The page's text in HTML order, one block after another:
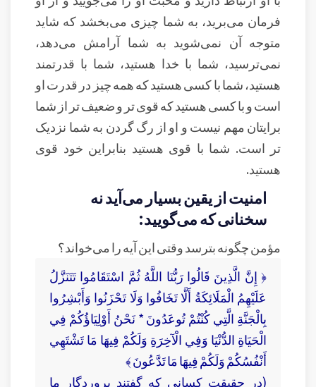
فرمان می‌برید، به شما چیزی می‌بخشد که شاید
متوجه آن نمی‌شوید به شما آرامش می‌دهد،
نمی‌ترسید، شما با خدا هستید، شما با قدرتمند
هستید، شما با کسی هستید که همه چیز در قدرت او
است و با کسی هستید که قوی تر و ضعیف تر از شما
برایتان مهم نیست و او از رگ گردن به شما نزدیک
تر است. شما با قوی هستید بنابراین خود قوی
هستید.
امنیت از یقین بسیار می‌آید نه
سخنانی که می‌گویید:
مؤمن چگونه بترسد وقتی این آیه را می‌خواند؟
﴿ إِنَّ الَّذِينَ قَالُوا رَبُّنَا اللَّهُ ثُمَّ اسْتَقَامُوا تَتَنَزَّلُ
عَلَيْهِمُ الْمَلَائِكَةُ أَلَّا تَخَافُوا وَلَا تَحْزَنُوا وَأَبْشِرُوا
بِالْجَنَّةِ الَّتِي كُنْتُمْ تُوعَدُونَ * نَحْنُ أَوْلِيَاؤُكُمْ فِي
الْحَيَاةِ الدُّنْيَا وَفِي الْآخِرَةِ وَلَكُمْ فِيهَا مَا تَشْتَهِي
أَنْفُسُكُمْ وَلَكُمْ فِيهَا مَا تَدَّعُونَ ﴾
(در حقيقت كسانى كه گفتند پروردگار ما